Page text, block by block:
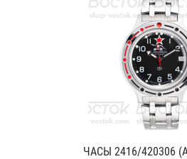
ЧАСЫ 2416/420306